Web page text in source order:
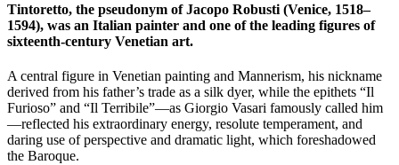
Tintoretto, the pseudonym of Jacopo Robusti (Venice, 1518–
1594), was an Italian painter and one of the leading figures of
sixteenth-century Venetian art.
A central figure in Venetian painting and Mannerism, his nickname
derived from his father’s trade as a silk dyer, while the epithets “Il
Furioso” and “Il Terribile”—as Giorgio Vasari famously called him
—reflected his extraordinary energy, resolute temperament, and
daring use of perspective and dramatic light, which foreshadowed
the Baroque.